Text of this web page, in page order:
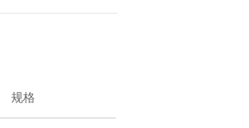
规格